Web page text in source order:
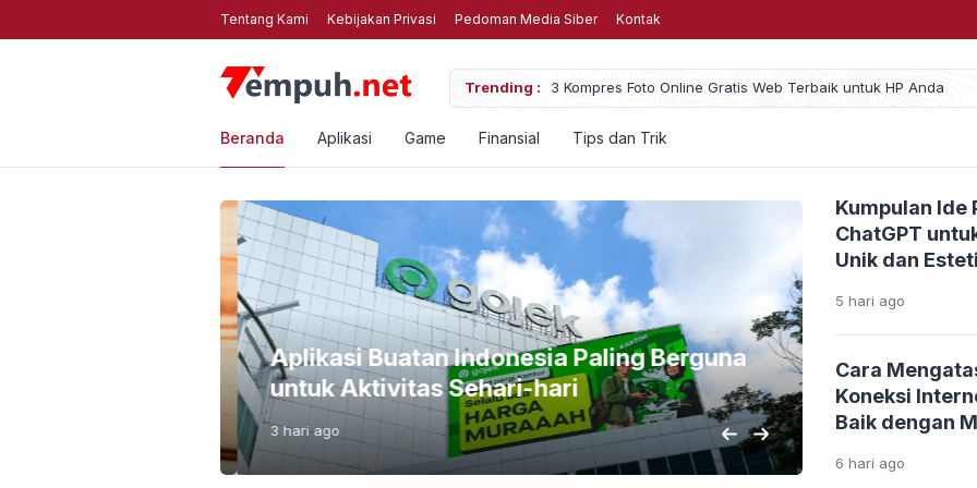
Tentang Kami Kebijakan Privasi Pedoman Media Siber Kontak
Trending :
3 Kompres Foto Online Gratis Web Terbaik untuk HP Anda Menghabiskan Uang untuk Game, Wajar atau
Beranda Aplikasi Game Finansial Tips dan Trik
Aplikasi Buatan Indonesia Paling Berguna
untuk Aktivitas Sehari-hari
3 hariago
Dimainkan
4 hari ago
Kumpulan Ide
ChatGPT
Unik dan
5 hari ago
Cara
Koneksi
Baik dengan
6 hari ago